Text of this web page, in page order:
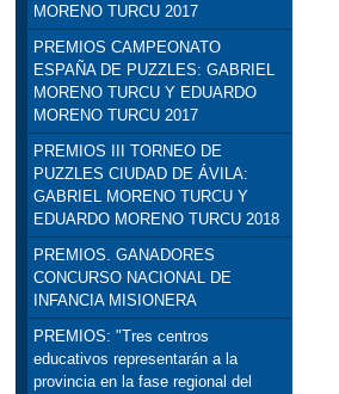
MORENO TURCU 2017
PREMIOS CAMPEONATO
ESPAÑA DE PUZZLES: GABRIEL
MORENO TURCU Y EDUARDO
MORENO TURCU 2017
PREMIOS III TORNEO DE
PUZZLES CIUDAD DE ÁVILA:
GABRIEL MORENO TURCU Y
EDUARDO MORENO TURCU 2018
PREMIOS. GANADORES
CONCURSO NACIONAL DE
INFANCIA MISIONERA
PREMIOS: "Tres centros
educativos representarán a la
provincia en la fase regional del